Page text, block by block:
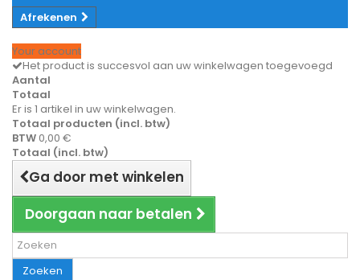
Afrekenen
Your account
Het product is succesvol aan uw winkelwagen toegevoegd
Aantal
Totaal
Er is 1 artikel in uw winkelwagen.
Totaal producten (incl. btw)
BTW 0,00 €
Totaal (incl. btw)
Ga door met winkelen
Doorgaan naar betalen
Zoeken